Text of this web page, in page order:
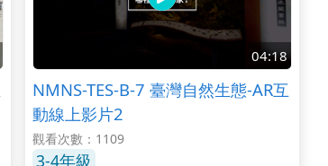
04:18
NMNS-TES-B-7 臺灣自然生態-AR互
動線上影片2
觀看次數：1109
3-4年級